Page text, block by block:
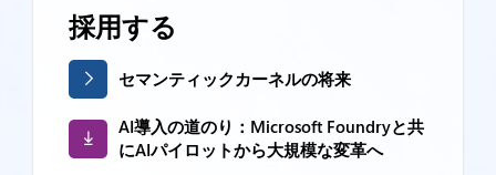
採用する
セマンティックカーネルの将来
AI導入の道のり：Microsoft Foundryと共
にAIパイロットから大規模な変革へ